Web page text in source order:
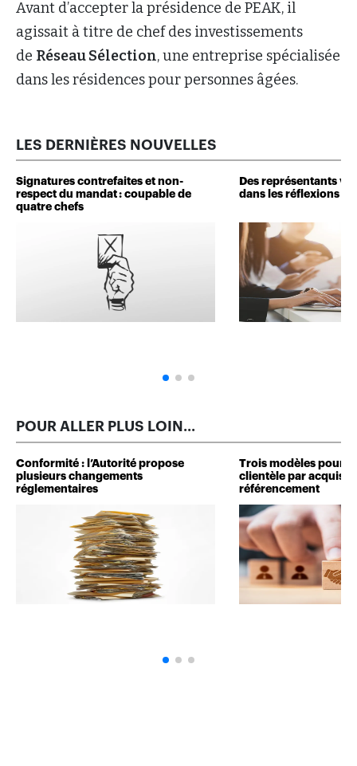
Avant d’accepter la présidence de PEAK, il
agissait à titre de chef des investissements
de Réseau Sélection, une entreprise spécialisée
dans les résidences pour personnes âgées.
LES DERNIÈRES NOUVELLES
Signatures contrefaites et non-
respect du mandat : coupable de
quatre chefs
Des représentants
dans les réflexions de
POUR ALLER PLUS LOIN...
Conformité : l’Autorité propose
plusieurs changements
réglementaires
Trois modèles pour
clientèle par
référencement